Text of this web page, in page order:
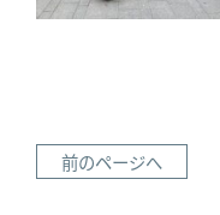
前のページへ